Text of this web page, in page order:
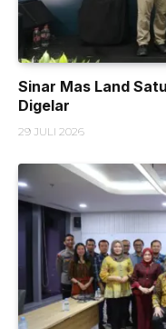
Sinar Mas Land
Digelar
29 JULI 2026